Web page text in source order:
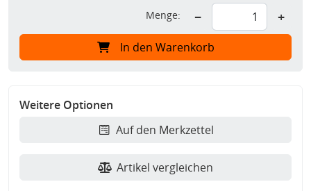
Menge: − +
In den Warenkorb
Weitere Optionen
Auf den Merkzettel
Artikel vergleichen